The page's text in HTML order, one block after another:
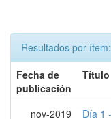
Resultados por ítem:
Fecha de
publicación
Título
nov-2019 Día 1